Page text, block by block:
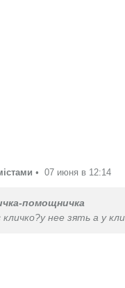
• 07 июня в 12:14
помощничка
нее зять а у